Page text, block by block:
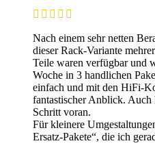
Nach einem sehr netten
dieser Rack-Variante
Teile waren verfügbar und
Woche in 3 handlichen
einfach und mit den HiFi-
fantastischer Anblick.
Schritt voran.
Für kleinere
Ersatz-Pakete“, die ich